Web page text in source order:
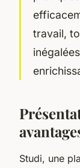
travail,
Studi, une